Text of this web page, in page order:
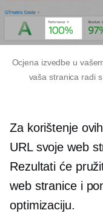
Ocjena izvedbe u
vaša stranica radi
Za korištenje
URL svoje web
Rezultati će
web stranice i
optimizaciju.